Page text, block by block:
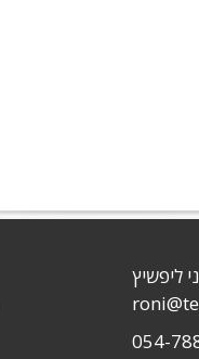
ליפשיץ
054-